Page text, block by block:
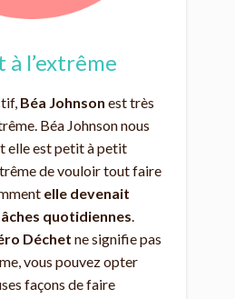
à l’extrême
Béa Johnson est très
Béa Johnson nous
elle est petit à petit
de vouloir tout faire
elle devenait
quotidiennes.
Déchet ne signifie pas
vous pouvez opter
façons de faire